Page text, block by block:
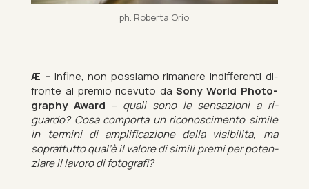
ph. Roberta Orio
Æ – In­fine, non pos­siamo rim­anere in­dif­fer­enti di­
fronte al pre­mio ricevuto daSony World Pho­to­
graphy Award – quali sono le sensazioni a ri­
guardo? Cosa com­porta un ricon­os­ci­mento simile
in ter­mini di amp­li­ficazione della vis­ib­ilità, ma
soprat­tutto qual’è il valore di simili premi per po­ten­
zi­are il la­voro di fo­to­grafi?